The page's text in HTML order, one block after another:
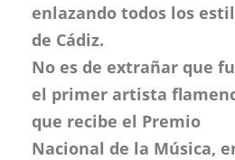
enlazando todos los
de Cádiz.
No es de extrañar que
el primer artista
que recibe el Premio
Nacional de la Música,